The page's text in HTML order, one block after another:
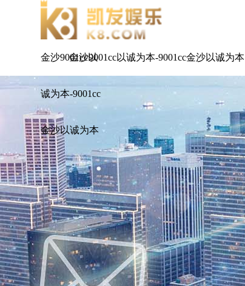
金沙9001cc以
诚为本-9001cc
金沙以诚为本
金沙9001cc以诚为本-9001cc金沙以诚为本